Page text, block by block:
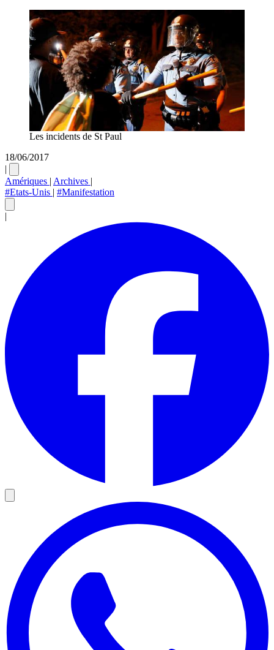
Les incidents de St Paul
18/06/2017
Amériques Archives
#Etats-Unis
#Manifestation